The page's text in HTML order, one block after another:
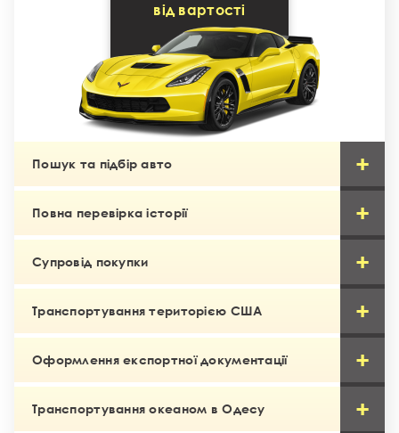
від вартості
Пошук та підбір авто
Повна перевірка історії
Супровід покупки
Транспортування територією США
Оформлення експортної документації
Транспортування океаном в Одесу